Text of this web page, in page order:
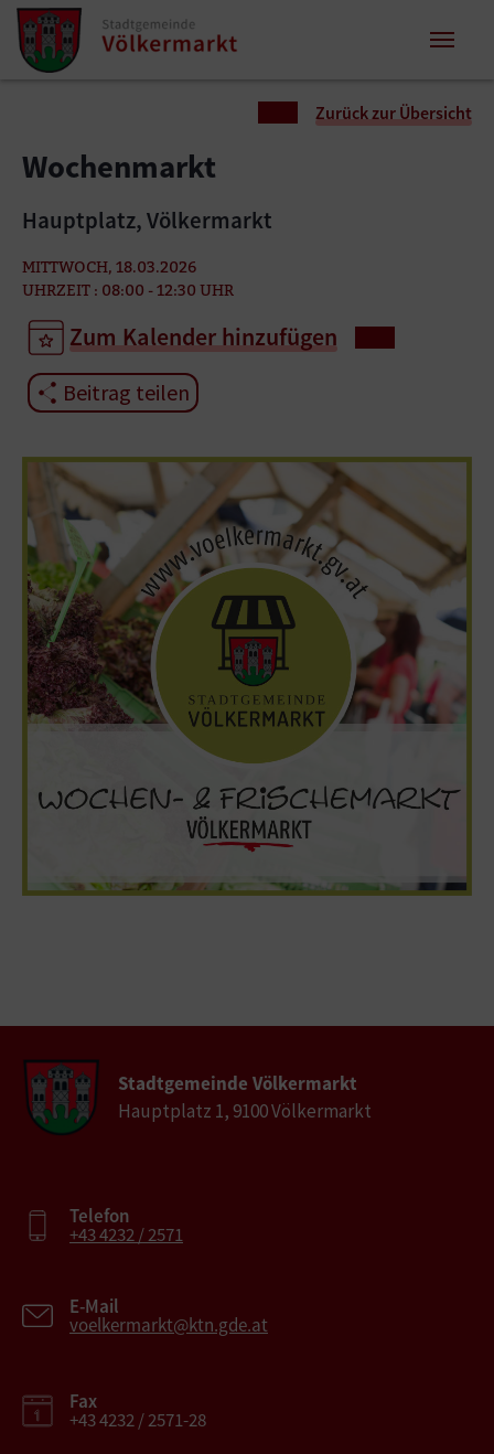
Zum Inhalt springen
Zum Seitenende springen
Zurück zur Übersicht
Wochenmarkt
Hauptplatz, Völkermarkt
MITTWOCH, 18.03.2026
UHRZEIT : 08:00 - 12:30 UHR
Zum Kalender hinzufügen
Beitrag teilen
Stadtgemeinde Völkermarkt
Hauptplatz 1, 9100 Völkermarkt
Telefon
+43 4232 / 2571
E-Mail
voelkermarkt@ktn.gde.at
Fax
+43 4232 / 2571-28